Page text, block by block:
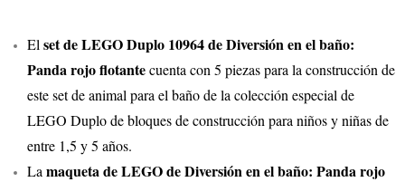
El set de LEGO Duplo 10964 de Diversión en el baño:
Panda rojo flotantecuenta con 5 piezas para la construcción de
este set de animal para el baño de la colección especial de
LEGO Duplo de bloques de construcción para niños y niñas de
entre 1,5 y 5 años.
La maqueta de LEGO de Diversión en el baño: Panda rojo